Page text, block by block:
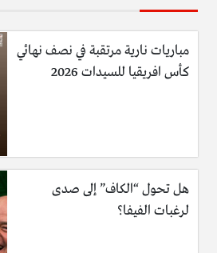
مباريات نارية مرتقبة في نصف نهائي
كأس افريقيا للسيدات 2026
هل تحول “الكاف” إلى صدى
لرغبات الفيفا؟